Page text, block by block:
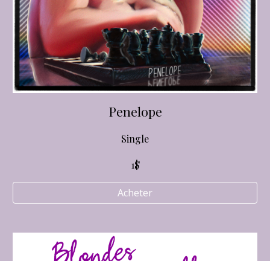
Penelope
Single
1$
Acheter